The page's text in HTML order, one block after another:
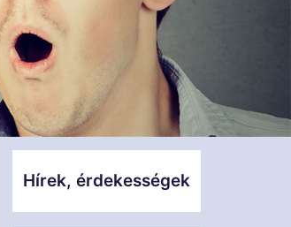
Hírek, érdekességek